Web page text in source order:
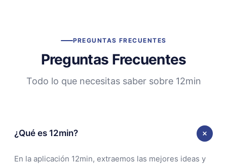
PREGUNTAS FRECUENTES
Preguntas Frecuentes
Todo lo que necesitas saber sobre 12min
¿Qué es 12min?
En la aplicación 12min, extraemos las mejores ideas y